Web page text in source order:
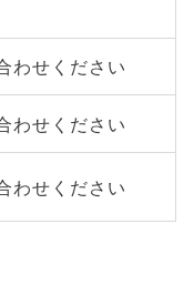
わせください
わせください
わせください